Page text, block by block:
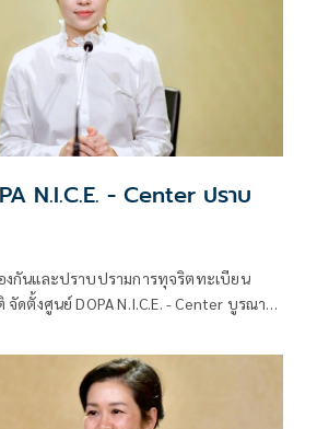
N.I.C.E. - Center ปราบ
กันและปราบปรามการทุจริตทะเบียน
ดตั้งศูนย์ DOPA N.I.C.E. - Center บูรณา